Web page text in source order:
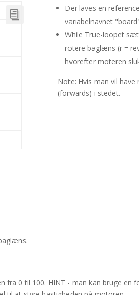
Der laves en
variabelnavnet
While True-loopet
rotere baglæns (r =
hvorefter moteren
Note: Hvis man vil
(forwards) i stedet.
0 til 100. HINT - man kan bruge en